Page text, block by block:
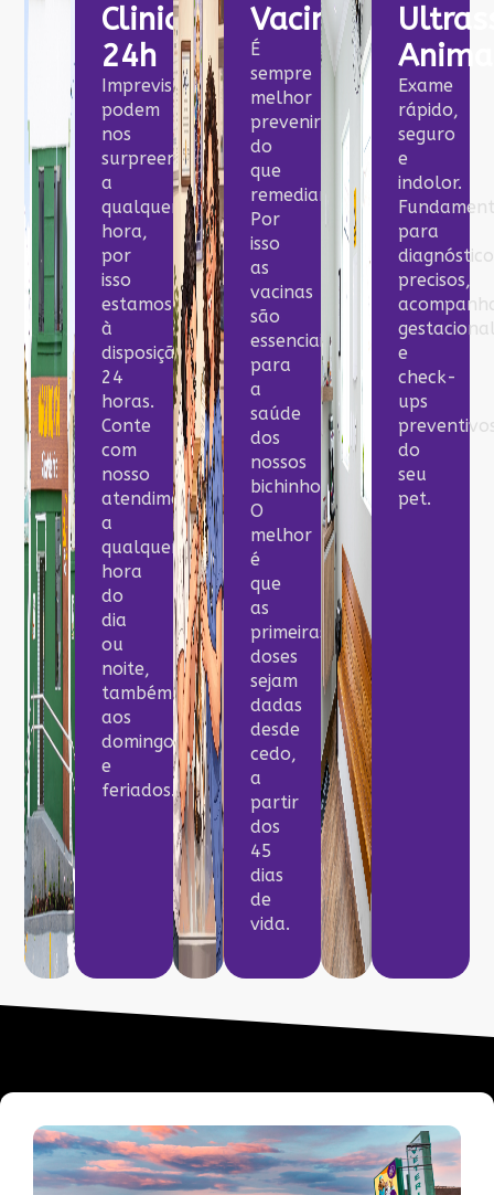
Clinica
24h
Imprevistos
podem
nos
surpreender
a
qualquer
hora,
por
isso
estamos
à
disposição
24
horas.
Conte
com
nosso
atendimento
a
qualquer
hora
do
dia
ou
noite,
também
aos
domingos
e
feriados.
Vacinação
É
sempre
melhor
prevenir
do
que
remediar.
Por
isso
as
vacinas
são
essenciais
para
a
saúde
dos
nossos
bichinhos.
O
melhor
é
que
as
primeiras
doses
sejam
dadas
desde
cedo,
a
partir
dos
45
dias
de
vida.
Exame
rápido,
seguro
e
indolor.
para
precisos,
e
check-
ups
do
seu
pet.